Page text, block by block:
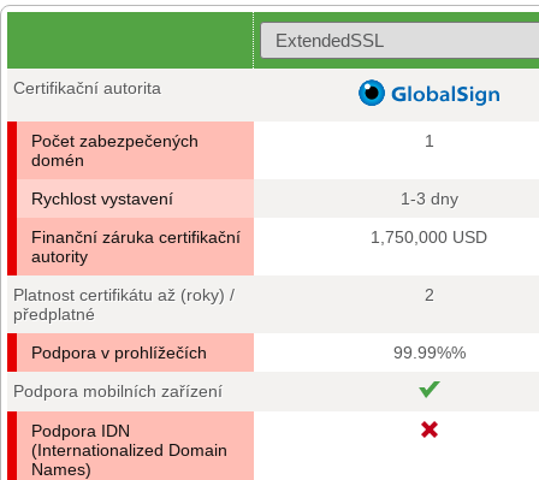
Certifikační autorita
Počet zabezpečených
domén
1
Rychlost vystavení
1-3 dny
Finanční záruka certifikační
autority
1,750,000 USD
Platnost certifikátu až (roky) /
předplatné
2
Podpora v prohlížečích
99.99%%
Podpora mobilních zařízení
Podpora IDN
(Internationalized Domain
Names)